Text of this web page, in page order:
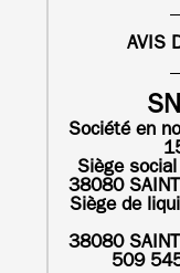
AVIS
Société en
Siège
38080
Siège de
38080
509